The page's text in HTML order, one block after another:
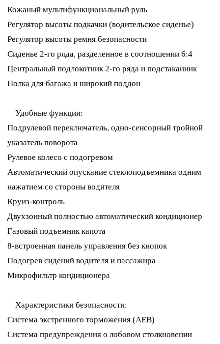
Кожаный мультифункциональный руль
Регулятор высоты подкачки (водительское сиденье)
Регулятор высоты ремня безопасности
Сиденье 2-го ряда, разделенное в соотношении 6:4
Центральный подлокотник 2-го ряда и подстаканник
Полка для багажа и широкий поддон
Удобные функции:
Подрулевой переключатель, одно-сенсорный тройной
указатель поворота
Рулевое колесо с подогревом
Автоматический опускание стеклоподъемника одним
нажатием со стороны водителя
Круиз-контроль
Двухзонный полностью автоматический кондиционер
Газовый подъемник капота
8-встроенная панель управления без кнопок
Подогрев сидений водителя и пассажира
Микрофильтр кондиционера
Характеристики безопасности:
Система экстренного торможения (AEB)
Система предупреждения о лобовом столкновении